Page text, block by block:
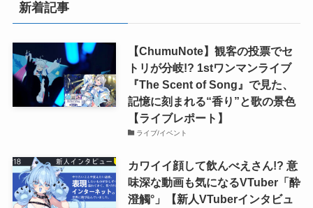
新着記事
【ChumuNote】観客の投票でセ
トリが分岐!? 1stワンマンライブ
『The Scent of Song』で見た、
記憶に刻まれる“香り”と歌の景色
【ライブレポート】
ライブ/イベント
カワイイ顔して飲んべえさん!? 意
味深な動画も気になるVTuber「酔
澄觸°」【新人VTuberインタビュ